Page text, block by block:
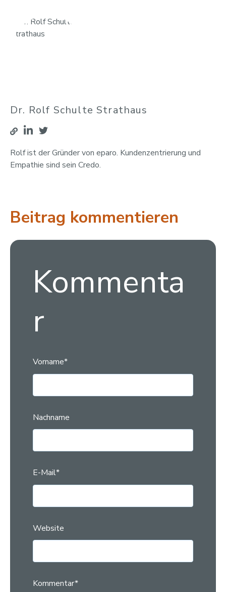
Dr. Rolf Schulte Strathaus
Rolf ist der Gründer von eparo. Kundenzentrierung und
Empathie sind sein Credo.
Beitrag kommentieren
Kommenta
r
Vorname*
Nachname
E-Mail*
Website
Kommentar*